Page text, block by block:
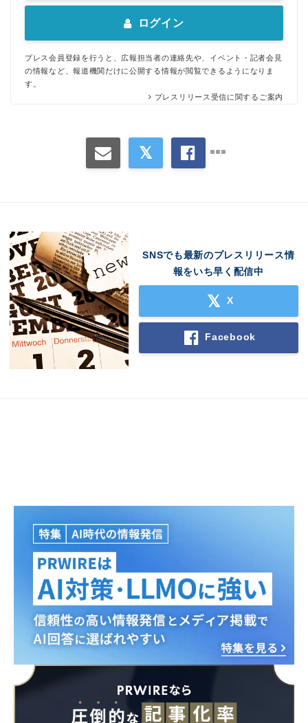
ログイン
プレス会員登録を行うと、広報担当者の連絡先や、イベント・記者会見
の情報など、報道機関だけに公開する情報が閲覧できるようになりま
す。
プレスリリース受信に関するご案内
SNSでも最新のプレスリリース情
報をいち早く配信中
X
Facebook
Japanese
English